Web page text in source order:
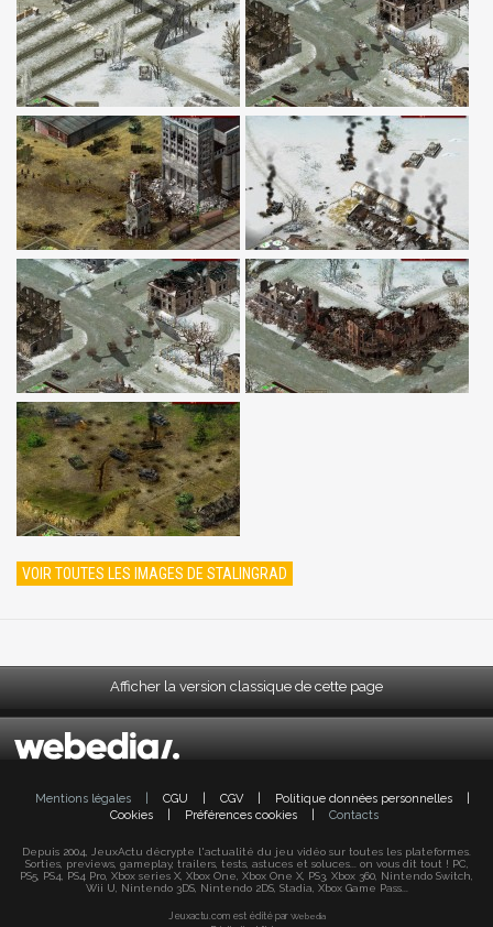
VOIR TOUTES LES IMAGES DE STALINGRAD
Afficher la version classique de cette page
Mentions légales CGU CGV Politique données personnelles
Cookies
Préférences cookies Contacts
Depuis 2004, JeuxActu décrypte l'actualité du jeu vidéo sur toutes les plateformes.
Sorties, previews, gameplay, trailers, tests, astuces et soluces... on vous dit tout ! PC,
PS5, PS4, PS4 Pro, Xbox series X, Xbox One, Xbox One X, PS3, Xbox 360, Nintendo Switch,
Wii U, Nintendo 3DS, Nintendo 2DS, Stadia, Xbox Game Pass...
Jeuxactu.com est édité par Webedia